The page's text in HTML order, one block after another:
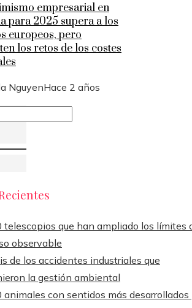
empresarial en
para 2025 supera a los
europeos, pero
los retos de los costes
NguyenHace 2 años
telescopios que han ampliado los límites
observable
de los accidentes industriales que
la gestión ambiental
animales con sentidos más desarrollados